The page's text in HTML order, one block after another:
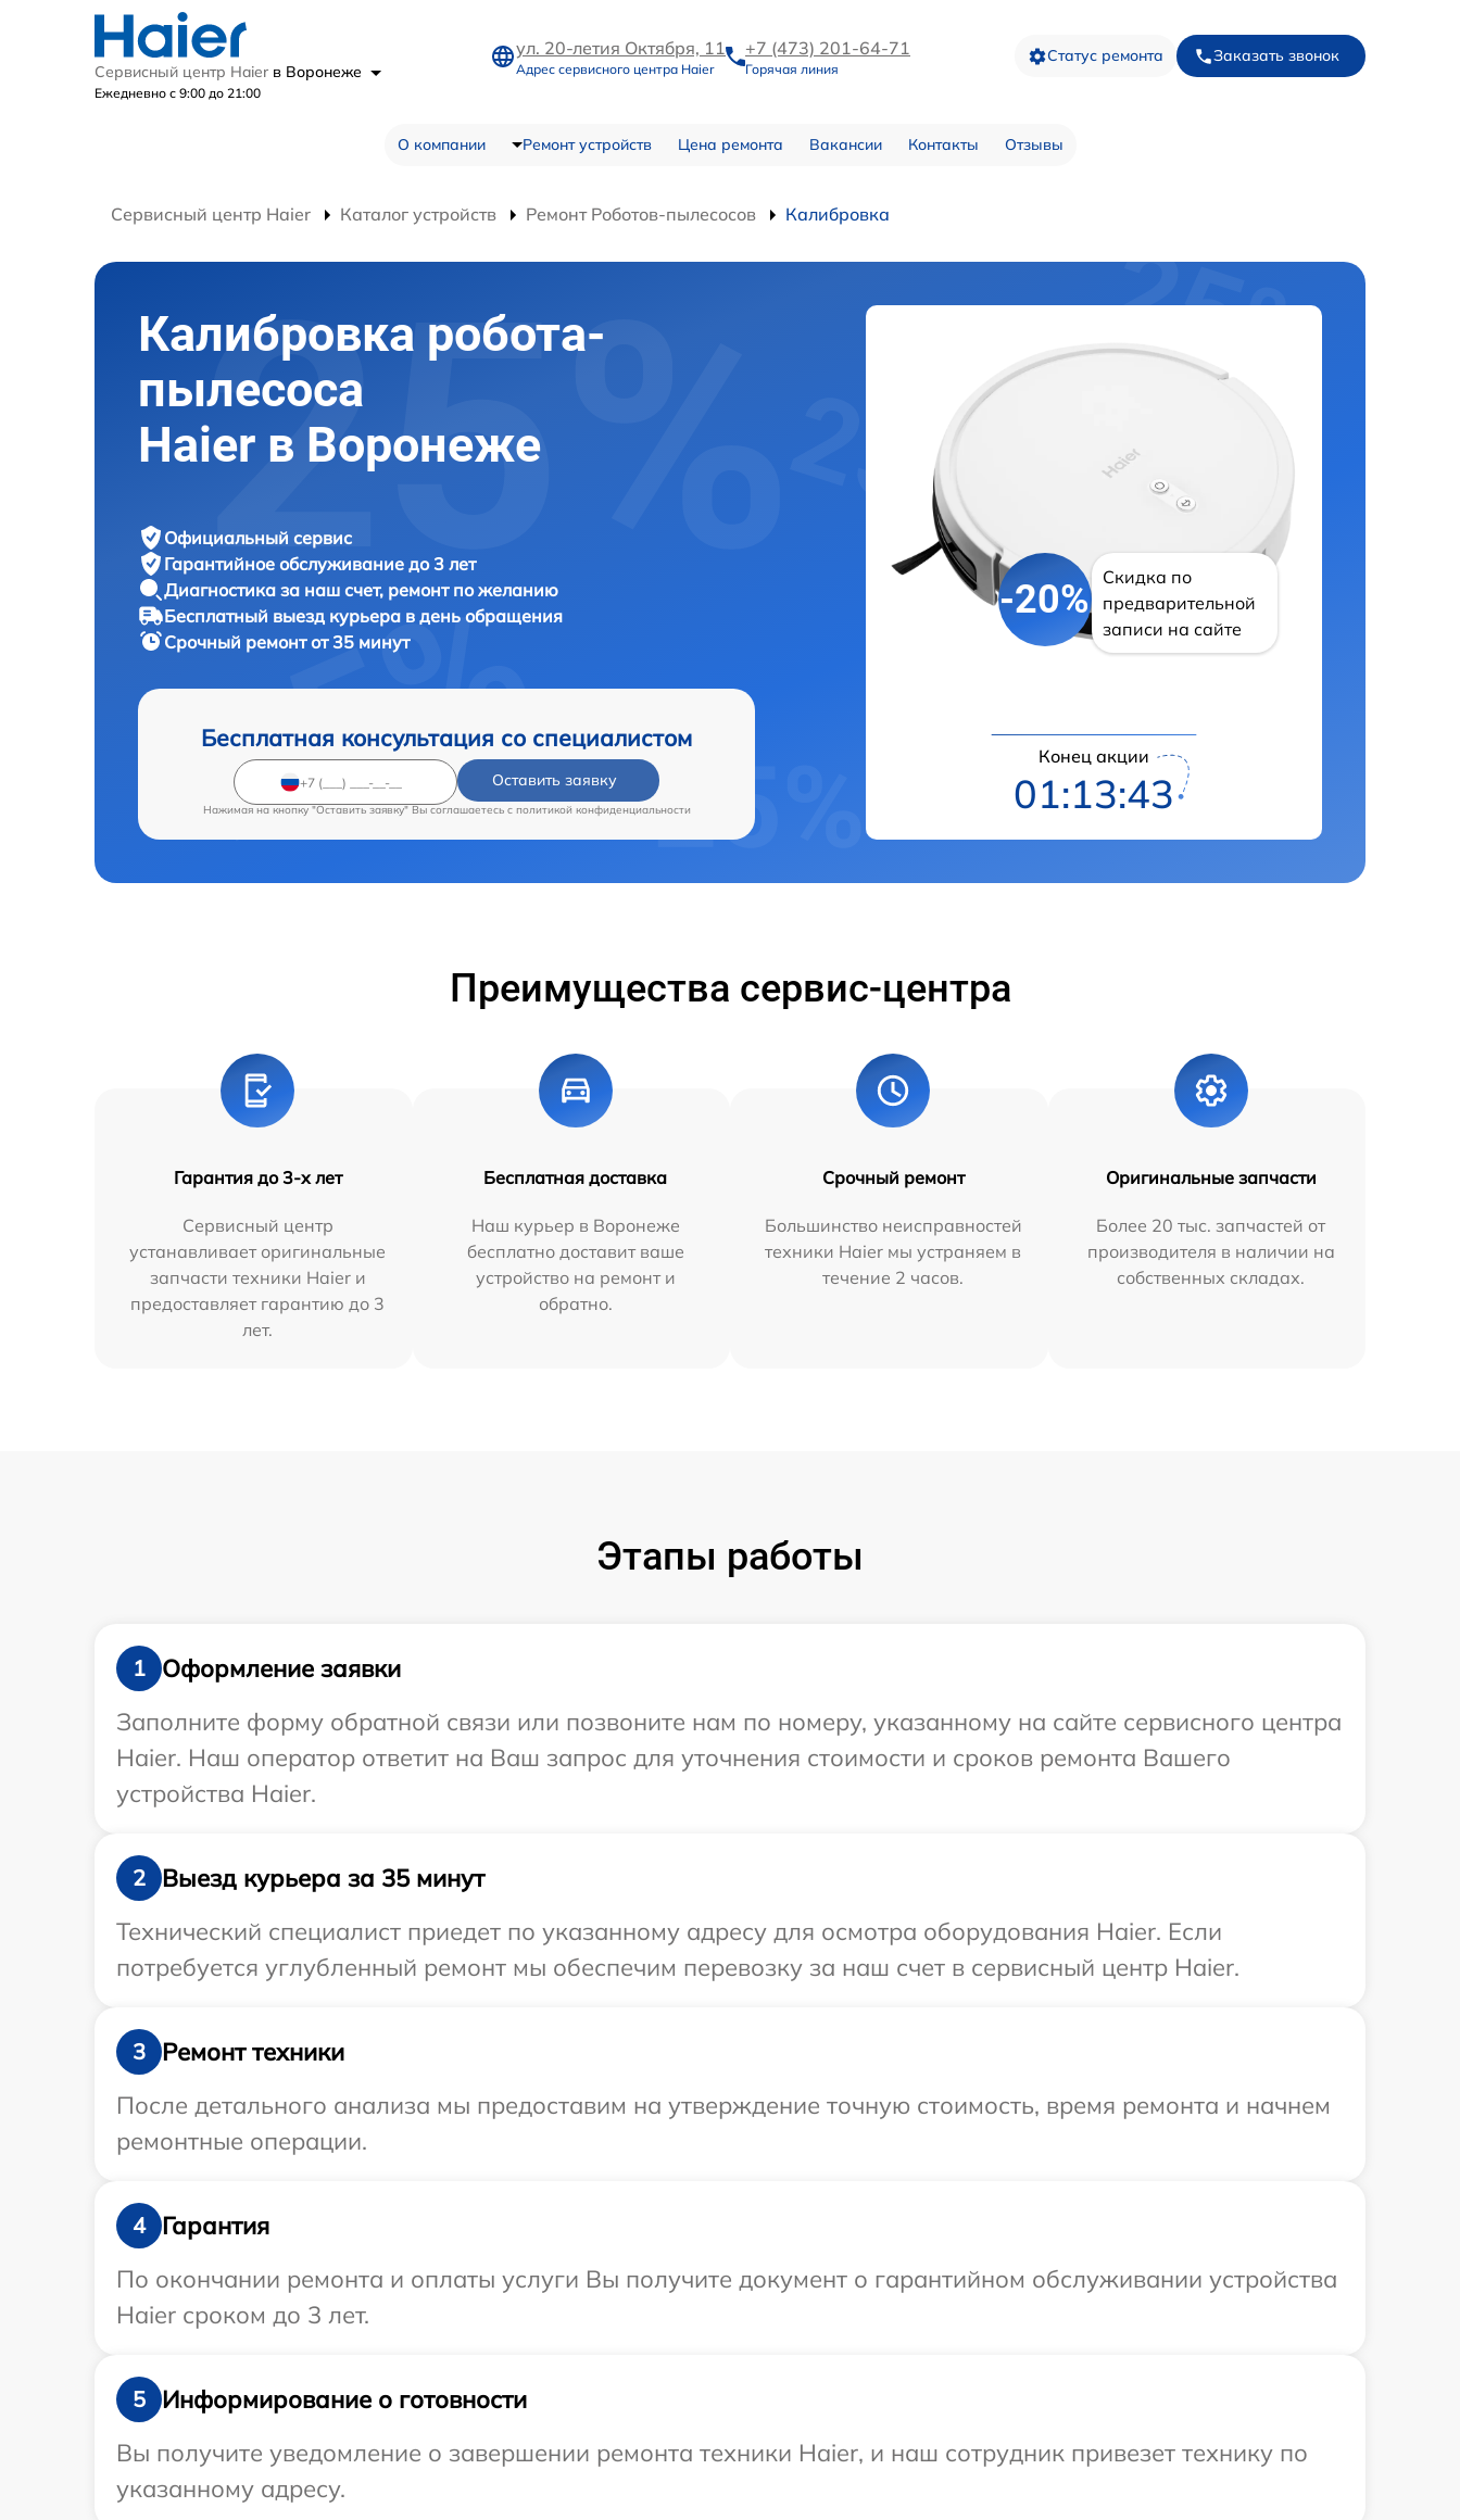
Сервисный центр Haier в Воронеже
Ежедневно с 9:00 до 21:00
ул. 20-летия Октября, 11
Адрес сервисного центра Haier
+7 (473) 201-64-71
Горячая линия
Статус ремонта Заказать звонок
О компании Ремонт устройств Цена ремонта Вакансии Контакты Отзывы
Сервисный центр Haier Каталог устройств Ремонт Роботов-пылесосов Калибровка
Калибровка робота-
пылесоса
Haier в Воронеже
Официальный сервис
Гарантийное обслуживание до 3 лет
Диагностика за наш счет, ремонт по желанию
Бесплатный выезд курьера в день обращения
Срочный ремонтот 35 минут
Бесплатная консультация со специалистом
Оставить заявку
Нажимая на кнопку "Оставить заявку" Вы соглашаетесь c политикой конфиденциальности
-20%
Скидка по
предварительной
записи на сайте
Конец акции
01:13:42
Преимущества сервис-центра
Гарантия до 3-х лет
Сервисный центр
устанавливает оригинальные
запчасти техники Haier и
предоставляет гарантию до 3
лет.
Бесплатная доставка
Наш курьер в Воронеже
бесплатно доставит ваше
устройство на ремонт и
обратно.
Срочный ремонт
Большинство неисправностей
техники Haier мы устраняем в
течение 2 часов.
Оригинальные запчасти
Более 20 тыс. запчастей от
производителя в наличии на
собственных складах.
Этапы работы
1
Оформление заявки
Заполните форму обратной связи или позвоните нам по номеру, указанному на сайте сервисного центра
Haier. Наш оператор ответит на Ваш запрос для уточнения стоимости и сроков ремонта Вашего
устройства Haier.
2
Выезд курьера за 35 минут
Технический специалист приедет по указанному адресу для осмотра оборудования Haier. Если
потребуется углубленный ремонт мы обеспечим перевозку за наш счет в сервисный центр Haier.
3
Ремонт техники
После детального анализа мы предоставим на утверждение точную стоимость, время ремонта и начнем
ремонтные операции.
4
Гарантия
По окончании ремонта и оплаты услуги Вы получите документ о гарантийном обслуживании устройства
Haier сроком до 3 лет.
5
Информирование о готовности
Вы получите уведомление о завершении ремонта техники Haier, и наш сотрудник привезет технику по
указанному адресу.